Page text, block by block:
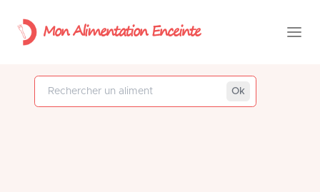
Mon Alimentation Enceinte
Rechercher un aliment
Ok